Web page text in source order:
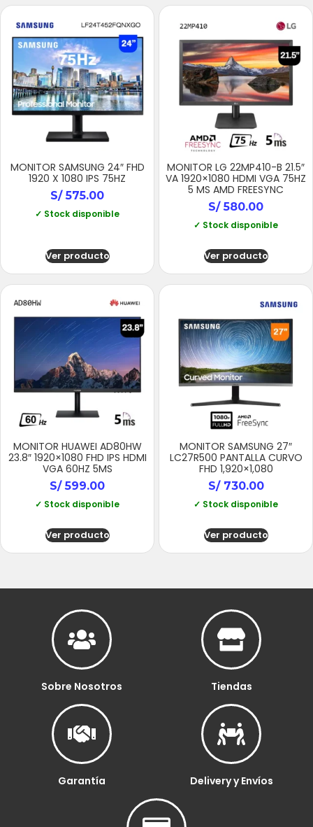
MONITOR SAMSUNG 24″ FHD
1920 X 1080 IPS 75HZ
S/575.00
✓ Stock disponible
Ver producto
MONITOR LG 22MP410-B 21.5″
VA 1920×1080 HDMI VGA 75HZ
5 MS AMD FREESYNC
S/580.00
✓ Stock disponible
Ver producto
MONITOR HUAWEI AD80HW
23.8″ 1920×1080 FHD IPS HDMI
VGA 60HZ 5MS
S/599.00
✓ Stock disponible
Ver producto
MONITOR SAMSUNG 27″
LC27R500 PANTALLA CURVO
FHD 1,920×1,080
S/730.00
✓ Stock disponible
Ver producto
Sobre Nosotros Tiendas
Garantía Delivery y Envíos